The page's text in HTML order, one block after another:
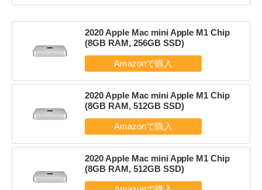
2020 Apple Mac mini Apple M1 Chip
(8GB RAM, 256GB SSD)
2020 Apple Mac mini Apple M1 Chip
(8GB RAM, 512GB SSD)
2020 Apple Mac mini Apple M1 Chip
(8GB RAM, 512GB SSD)